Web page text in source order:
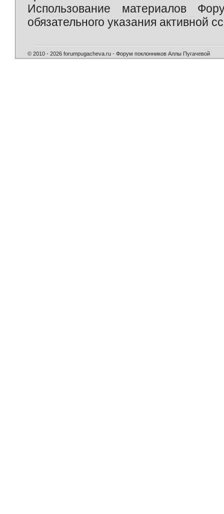
Использование материалов
обязательного указания активной
© 2010 - 2026 forumpugacheva.ru - Форум поклонников Аллы Пугачевой